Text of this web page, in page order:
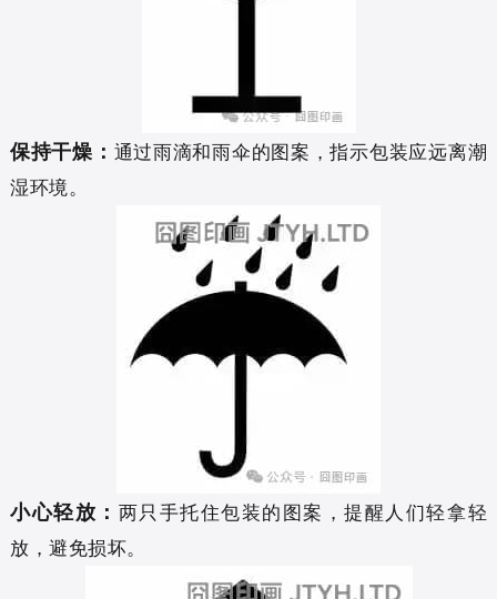
保持干燥： 通过雨滴和雨伞的图案，指示包装应远离潮
湿环境。
小心轻放： 两只手托住包装的图案，提醒人们轻拿轻
放，避免损坏。